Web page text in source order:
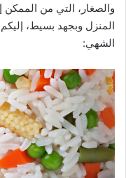
والصغار، التي من
المنزل وبجهد بسيط،
الشهي: